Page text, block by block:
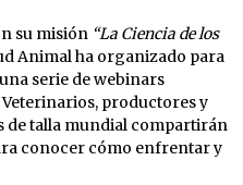
su misión “La Ciencia de los
Animal ha organizado para
serie de webinars
productores y
de talla mundial compartirán
conocer cómo enfrentar y